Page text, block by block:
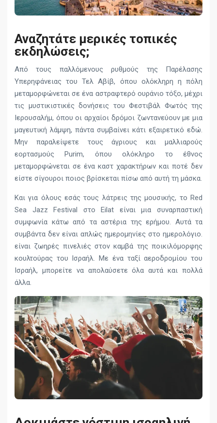
Αναζητάτε μερικές τοπικές
εκδηλώσεις;
Από τους παλλόμενους ρυθμούς της Παρέλασης
Υπερηφάνειας του Τελ Αβίβ, όπου ολόκληρη η πόλη
μεταμορφώνεται σε ένα αστραφτερό ουράνιο τόξο, μέχρι
τις μυστικιστικές δονήσεις του Φεστιβάλ Φωτός της
Ιερουσαλήμ, όπου οι αρχαίοι δρόμοι ζωντανεύουν με μια
μαγευτική λάμψη, πάντα συμβαίνει κάτι εξαιρετικό εδώ.
Μην παραλείψετε τους άγριους και μαλλιαρούς
εορτασμούς Purim, όπου ολόκληρο το έθνος
μεταμορφώνεται σε ένα καστ χαρακτήρων και ποτέ δεν
είστε σίγουροι ποιος βρίσκεται πίσω από αυτή τη μάσκα.
Και για όλους εσάς τους λάτρεις της μουσικής, το Red
Sea Jazz Festival στο Eilat είναι μια συναρπαστική
συμφωνία κάτω από τα αστέρια της ερήμου. Αυτά τα
συμβάντα δεν είναι απλώς ημερομηνίες στο ημερολόγιο.
είναι ζωηρές πινελιές στον καμβά της ποικιλόμορφης
κουλτούρας του Ισραήλ. Με ένα ταξί αεροδρομίου του
Ισραήλ, μπορείτε να απολαύσετε όλα αυτά και πολλά
άλλα.